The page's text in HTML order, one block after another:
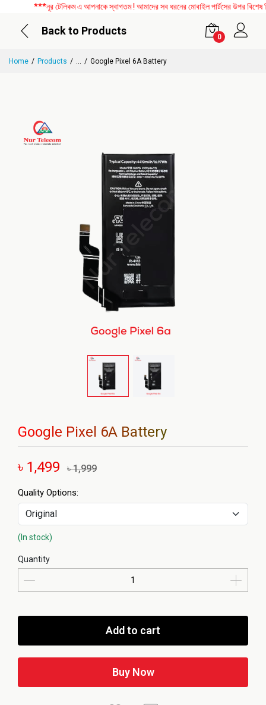
***নূর টেলিকম এ আপনাকে স্বাগতম ! আমাদের সব ধরনের মোবাইল পার্টসের উপর বিশেষ
Back to Products
0
Home Products ... Google Pixel 6A Battery
Google Pixel 6A Battery
৳ 1,499 ৳ 1,999
Quality Options:
(In stock)
Quantity
Add to cart
Buy Now